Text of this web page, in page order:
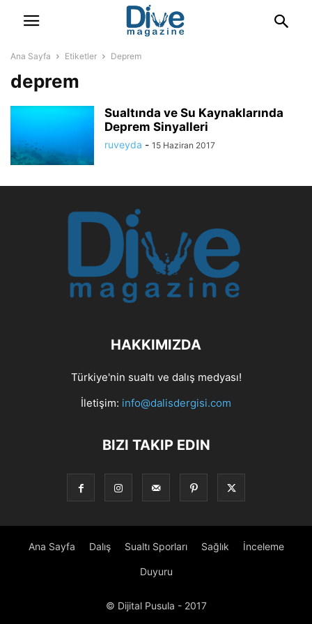
Ana Sayfa Etiketler Deprem
deprem
Sualtında ve Su Kaynaklarında
Deprem Sinyalleri
ruveyda - 15 Haziran 2017
HAKKIMIZDA
Türkiye'nin sualtı ve dalış medyası!
İletişim: info@dalisdergisi.com
BIZI TAKIP EDIN
Ana Sayfa Dalış Sualtı Sporları Sağlık İnceleme
Duyuru
© Dijital Pusula - 2017